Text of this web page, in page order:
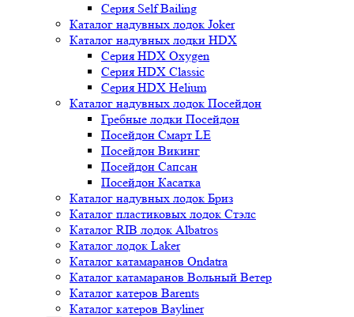
Серия Self Bailing
Каталог надувных лодок Joker
Каталог надувных лодки HDX
Серия HDX Oxygen
Серия HDX Classic
Серия HDX Helium
Каталог надувных лодок Посейдон
Гребные лодки Посейдон
Посейдон Смарт LE
Посейдон Викинг
Посейдон Сапсан
Посейдон Касатка
Каталог надувных лодок Бриз
Каталог пластиковых лодок Стэлс
Каталог RIB лодок Albatros
Каталог лодок Laker
Каталог катамаранов Ondatra
Каталог катамаранов Вольный Ветер
Каталог катеров Barents
Каталог катеров Bayliner